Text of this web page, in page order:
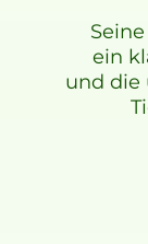
ein
und die